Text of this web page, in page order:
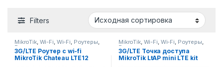
Filters
MikroTik, Wi-Fi, Wi-Fi, Роутеры,
Роутеры
3G/LTE Роутер с wi-fi
MikroTik Chateau LTE12
MikroTik, Wi-Fi, Wi-Fi, Роутеры,
Роутеры
3G/LTE Точка доступа
MikroTik LtAP mini LTE kit